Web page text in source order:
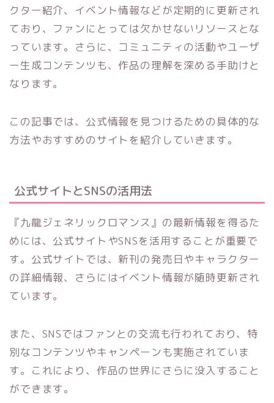
クター紹介、イベント情報などが定期的に更新され
ており、ファンにとっては欠かせないリソースとな
っています。さらに、コミュニティの活動やユーザ
ー生成コンテンツも、作品の理解を深める手助けと
なります。
この記事では、公式情報を見つけるための具体的な
方法やおすすめのサイトを紹介していきます。
公式サイトとSNSの活用法
『九龍ジェネリックロマンス』の最新情報を得るた
めには、公式サイトやSNSを活用することが重要で
す。公式サイトでは、新刊の発売日やキャラクター
の詳細情報、さらにはイベント情報が随時更新され
ています。
また、SNSではファンとの交流も行われており、特
別なコンテンツやキャンペーンも実施されていま
す。これにより、作品の世界にさらに没入すること
ができます。